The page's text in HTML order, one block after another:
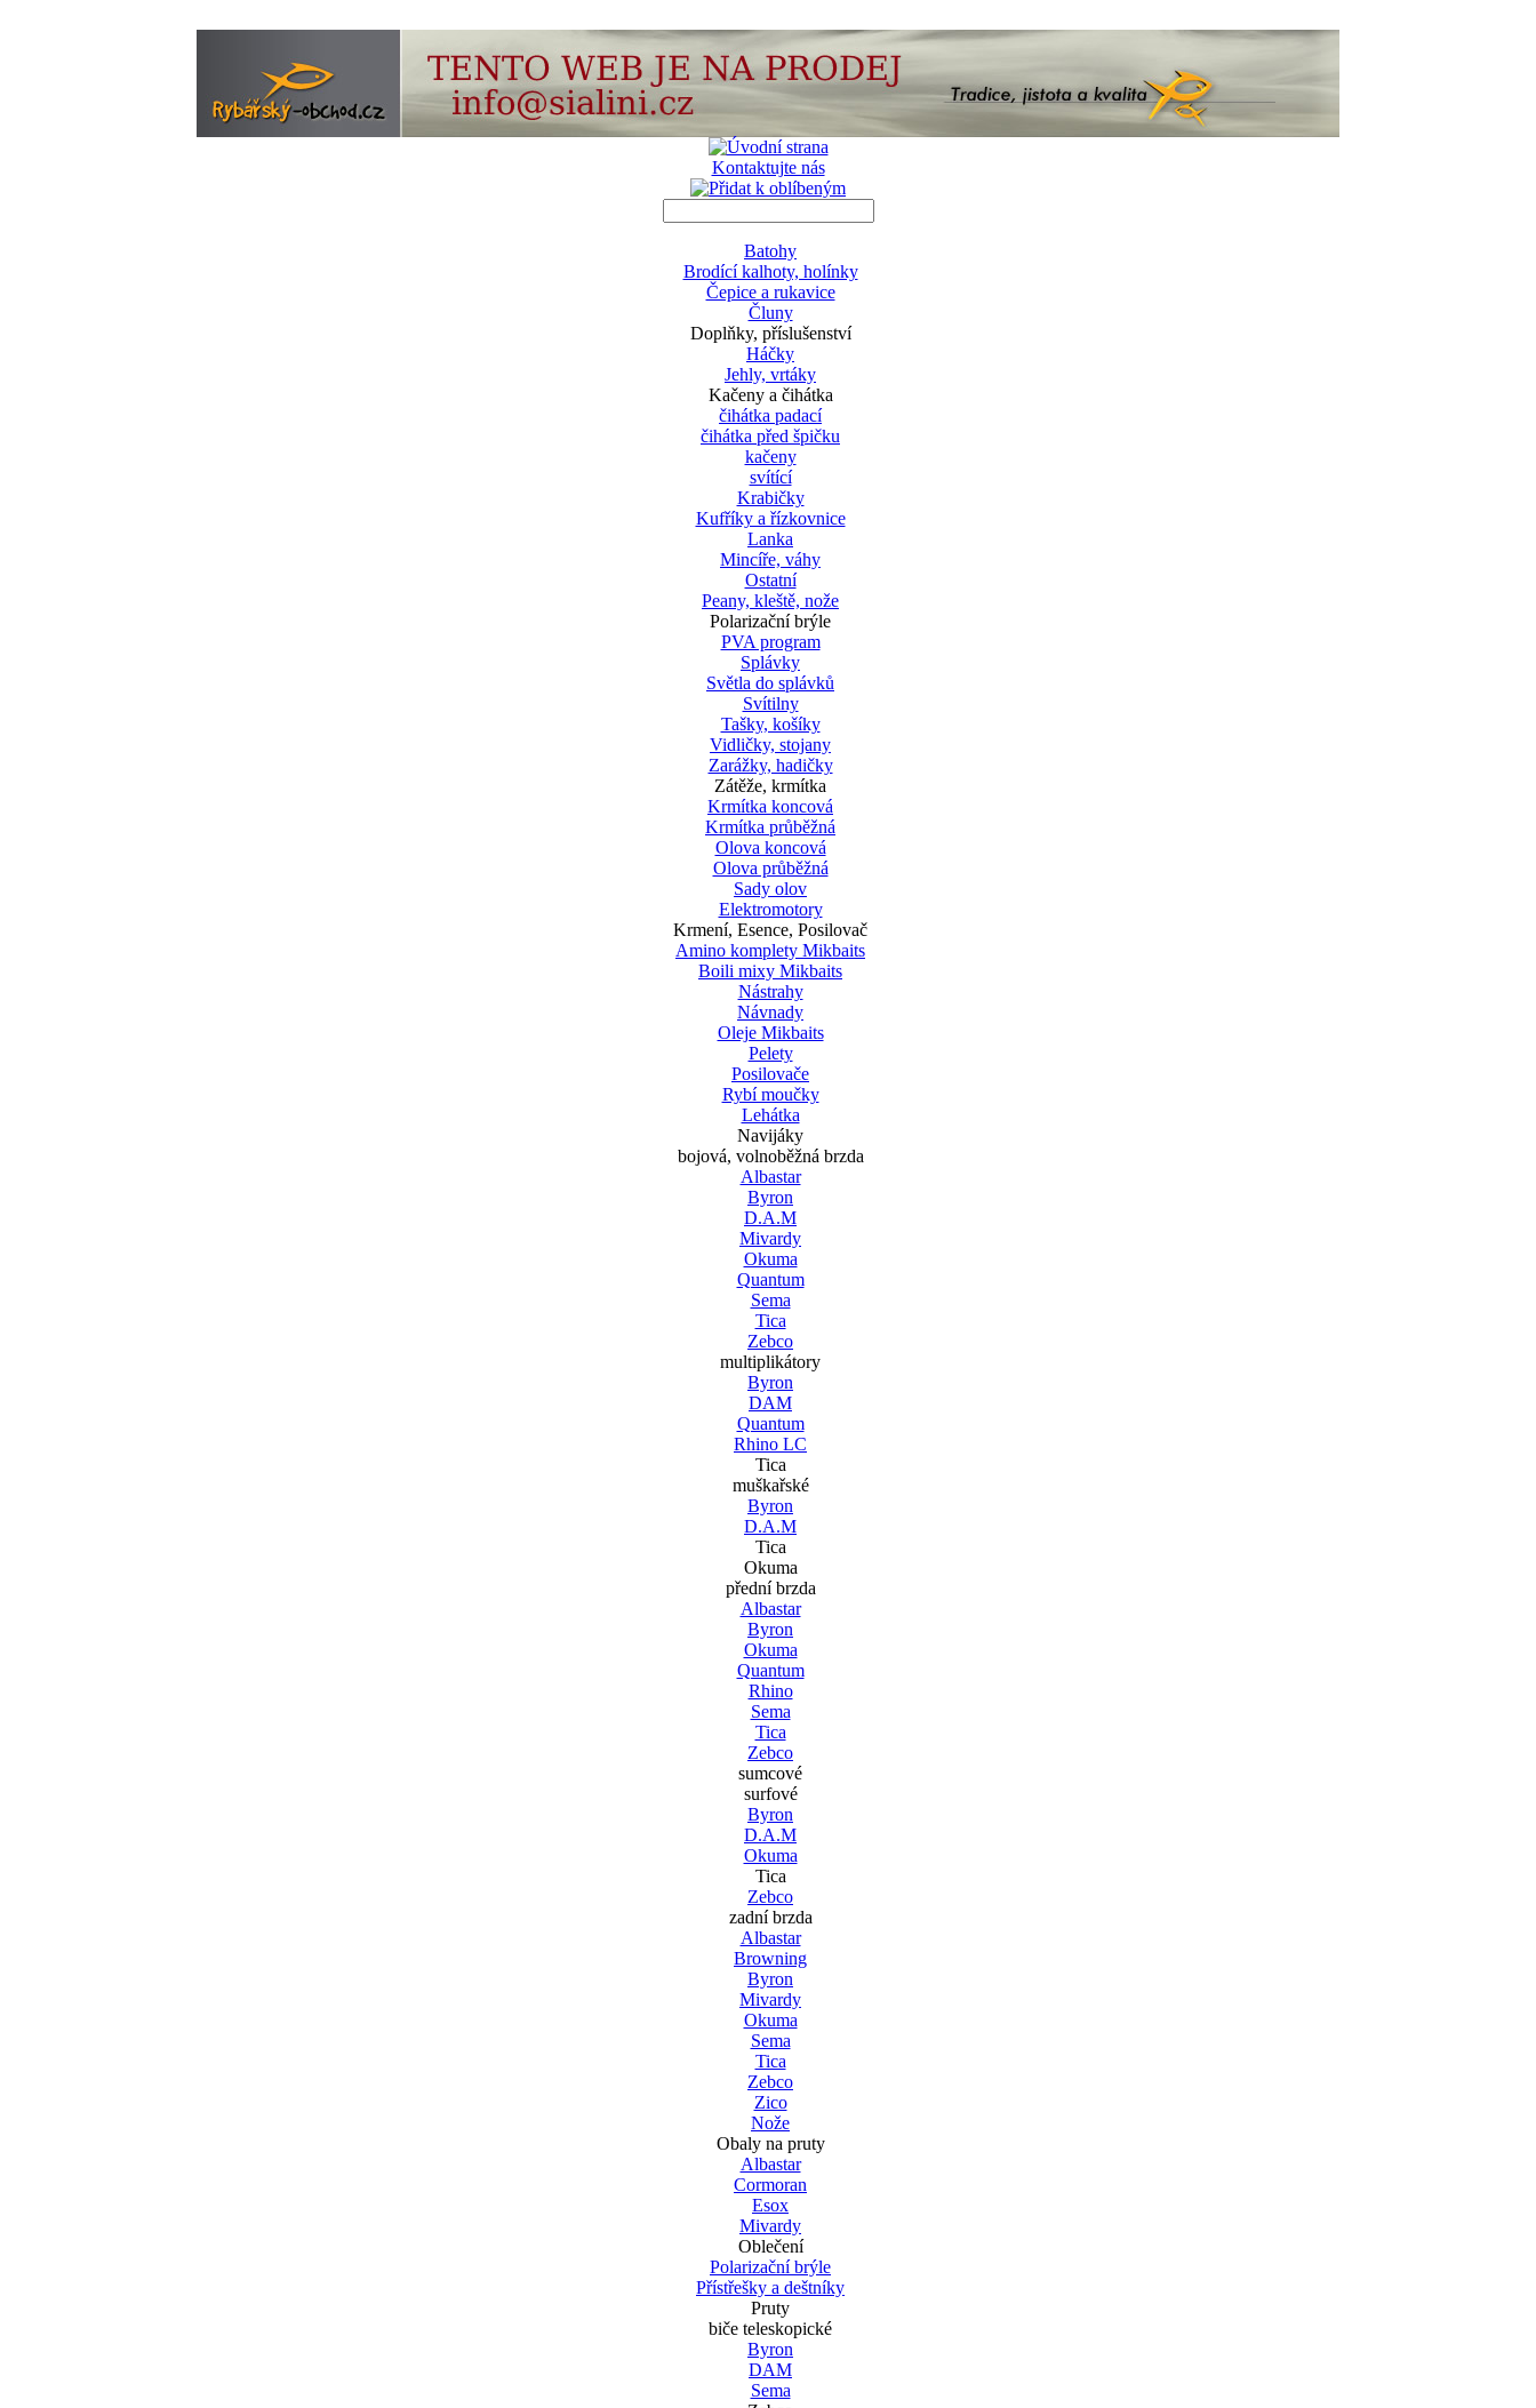
Kontaktujte nás
Batohy
Brodící kalhoty, holínky
Čepice a rukavice
Čluny
Doplňky, příslušenství
Háčky
Jehly, vrtáky
Kačeny a čihátka
čihátka padací
čihátka před špičku
kačeny
svítící
Krabičky
Kufříky a řízkovnice
Lanka
Mincíře, váhy
Ostatní
Peany, kleště, nože
Polarizační brýle
PVA program
Splávky
Světla do splávků
Svítilny
Tašky, košíky
Vidličky, stojany
Zarážky, hadičky
Zátěže, krmítka
Krmítka koncová
Krmítka průběžná
Olova koncová
Olova průběžná
Sady olov
Elektromotory
Krmení, Esence, Posilovač
Amino komplety Mikbaits
Boili mixy Mikbaits
Nástrahy
Návnady
Oleje Mikbaits
Pelety
Posilovače
Rybí moučky
Lehátka
Navijáky
bojová, volnoběžná brzda
Albastar
Byron
D.A.M
Mivardy
Okuma
Quantum
Sema
Tica
Zebco
multiplikátory
Byron
DAM
Quantum
Rhino LC
Tica
muškařské
Byron
D.A.M
Tica
Okuma
přední brzda
Albastar
Byron
Okuma
Quantum
Rhino
Sema
Tica
Zebco
sumcové
surfové
Byron
D.A.M
Okuma
Tica
Zebco
zadní brzda
Albastar
Browning
Byron
Mivardy
Okuma
Sema
Tica
Zebco
Zico
Nože
Obaly na pruty
Albastar
Cormoran
Esox
Mivardy
Oblečení
Polarizační brýle
Přístřešky a deštníky
Pruty
biče teleskopické
Byron
DAM
Sema